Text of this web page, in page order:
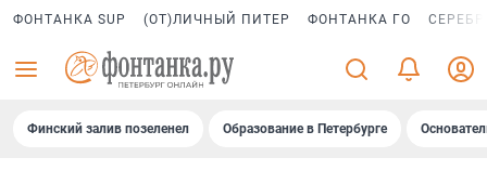
ФОНТАНКА SUP (ОТ)ЛИЧНЫЙ ПИТЕР ФОНТАНКА ГО
Финский залив позеленел Образование в Петербурге